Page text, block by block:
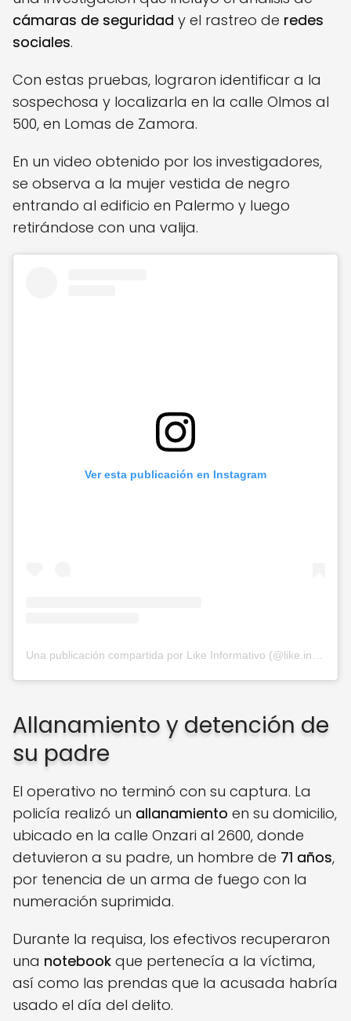
cámaras de seguridad y el rastreo de redes
sociales.
Con estas pruebas, lograron identificar a la
sospechosa y localizarla en la calle Olmos al
500, en Lomas de Zamora.
En un video obtenido por los investigadores,
se observa a la mujer vestida de negro
entrando al edificio en Palermo y luego
retirándose con una valija.
Ver esta publicación en Instagram
Allanamiento y detención de
su padre
El operativo no terminó con su captura. La
policía realizó un allanamiento en su domicilio,
ubicado en la calle Onzari al 2600, donde
detuvieron a su padre, un hombre de 71 años,
por tenencia de un arma de fuego con la
numeración suprimida.
Durante la requisa, los efectivos recuperaron
una notebook que pertenecía a la víctima,
así como las prendas que la acusada habría
usado el día del delito.